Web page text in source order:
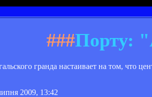
###Порту:
гранда настаивает на том, что
2009, 13:42